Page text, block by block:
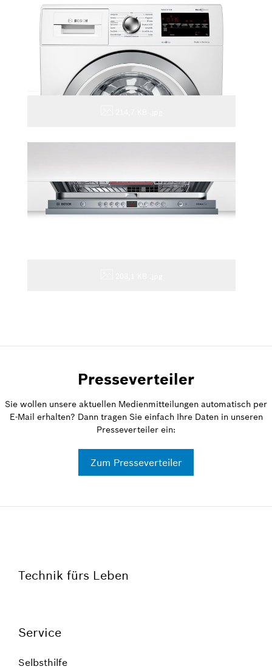
Presseverteiler
Sie wollen unsere aktuellen Medienmitteilungen automatisch per
E-Mail erhalten? Dann tragen Sie einfach Ihre Daten in unseren
Presseverteiler ein:
Zum Presseverteiler
Technik fürs Leben
Service
Selbsthilfe